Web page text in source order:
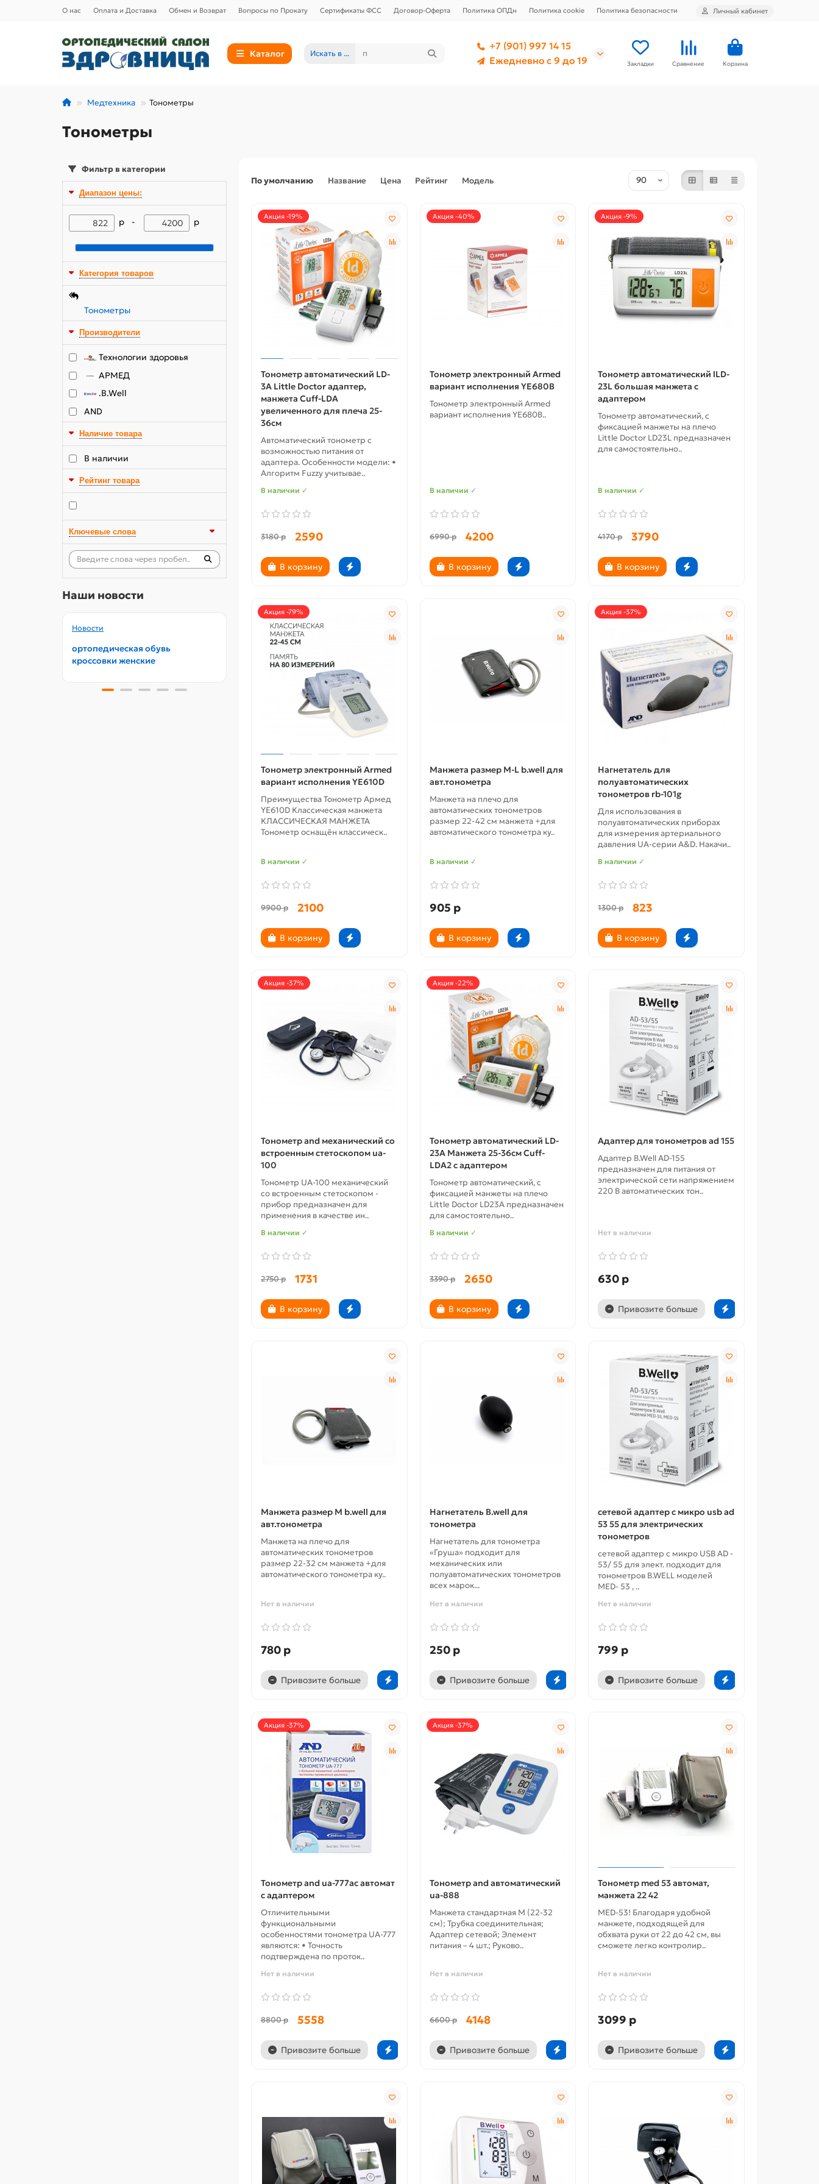
О нас Оплата и Доставка Обмен и Возврат Вопросы по Прокату Сертификаты ФСС Договор-Оферта Политика ОПДн Политика cookie Политика безопасности Личный кабинет
Каталог Искать в ...
+7 (901) 997 14 15
Ежедневно с 9 до 19
Закладки Сравнение Корзина
Медтехника Тонометры
Тонометры
Фильтр в категории
Диапазон цены:
р - р
Категория товаров
Тонометры
Производители
Технологии здоровья
АРМЕД
.B.Well
AND
Наличие товара
В наличии
Рейтинг товара
Ключевые слова
Наши новости
Новости
ортопедическая обувь
кроссовки женские
Новости
ортопедическая спортивная
обувь для женщин
ортопедическая обувь для
женщин кроссовки
кроссовки с ортопедической
стелькой женские
По умолчанию Название Цена Рейтинг Модель
Акция -19%
Тонометр автоматический LD-
3А Little Doctor адаптер,
манжета Cuff-LDA
увеличенного для плеча 25-
36см
Автоматический тонометр с
возможностью питания от
адаптера. Особенности модели: •
Алгоритм Fuzzy учитывае..
В наличии ✓
3180 р 2590
В корзину
Акция -40%
Тонометр электронный Armed
вариант исполнения YE680B
Тонометр электронный Armed
вариант исполнения YE680B..
В наличии ✓
6990 р 4200
В корзину
Акция -9%
Тонометр автоматический lLD-
23L большая манжета с
адаптером
Тонометр автоматический, с
фиксацией манжеты на плечо
Little Doctor LD23L предназначен
для самостоятельно..
В наличии ✓
4170 р 3790
В корзину
Акция -79%
Тонометр электронный Armed
вариант исполнения YE610D
Преимущества Тонометр Армед
YE610D Классическая манжета
КЛАССИЧЕСКАЯ МАНЖЕТА
Тонометр оснащён классическ..
В наличии ✓
9900 р 2100
В корзину
Манжета размер M-L b.well для
авт.тонометра
Манжета на плечо для
автоматических тонометров
размер 22-42 см манжета +для
автоматического тонометра ку..
В наличии ✓
905 р
В корзину
Акция -37%
Нагнетатель для
полуавтоматических
тонометров rb-101g
Для использования в
полуавтоматических приборах
для измерения артериального
давления UA-серии A&D. Накачи..
В наличии ✓
1300 р 823
В корзину
Акция -37%
Тонометр and механический со
встроенным стетоскопом ua-
100
Тонометр UA-100 механический
со встроенным стетоскопом -
прибор предназначен для
применения в качестве ин..
В наличии ✓
2750 р 1731
В корзину
Акция -22%
Тонометр автоматический LD-
23А Манжета 25-36см Cuff-
LDA2 с адаптером
Тонометр автоматический, с
фиксацией манжеты на плечо
Little Doctor LD23А предназначен
для самостоятельно..
В наличии ✓
3390 р 2650
В корзину
Адаптер для тонометров ad 155
Адаптер B.Well AD-155
предназначен для питания от
электрической сети напряжением
220 В автоматических тон..
Нет в наличии
630 р
Привозите больше
Манжета размер M b.well для
авт.тонометра
Манжета на плечо для
автоматических тонометров
размер 22-32 см манжета +для
автоматического тонометра ку..
Нет в наличии
780 р
Привозите больше
Нагнетатель B.well для
тонометра
Нагнетатель для тонометра
«Груша» подходит для
механических или
полуавтоматических тонометров
всех марок...
Нет в наличии
250 р
Привозите больше
сетевой адаптер с микро usb ad
53 55 для электрических
тонометров
сетевой адаптер с микро USB AD -
53/ 55 для элект. подходит для
тонометров B.WELL моделей
MED- 53 , ..
Нет в наличии
799 р
Привозите больше
Акция -37%
Тонометр and ua-777ac автомат
с адаптером
Отличительными
функциональными
особенностями тонометра UA-777
являются: • Точность
подтверждена по проток..
Нет в наличии
8800 р 5558
Привозите больше
Акция -37%
Тонометр and автоматический
ua-888
Манжета стандартная M (22-32
см); Трубка соединительная;
Адаптер сетевой; Элемент
питания – 4 шт.; Руково..
Нет в наличии
6600 р 4148
Привозите больше
Тонометр med 53 автомат,
манжета 22 42
MED-53! Благодаря удобной
манжете, подходящей для
обхвата руки от 22 до 42 см, вы
сможете легко контролир..
Нет в наличии
3099 р
Привозите больше